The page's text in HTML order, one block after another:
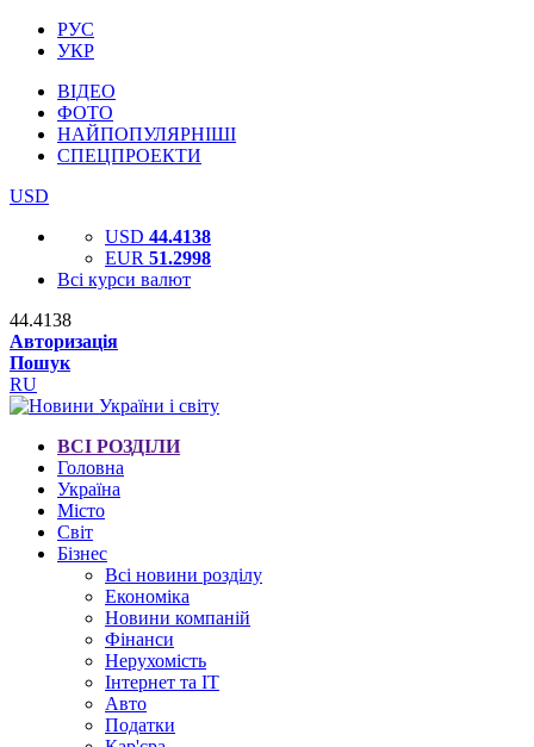
РУС
УКР
ВІДЕО
ФОТО
НАЙПОПУЛЯРНІШІ
СПЕЦПРОЕКТИ
USD
USD 44.4138
EUR 51.2998
Всі курси валют
44.4138
Авторизація
Пошук
RU
ВСІ РОЗДІЛИ
Головна
Україна
Місто
Світ
Бізнес
Всі новини розділу
Економіка
Новини компаній
Фінанси
Нерухомість
Інтернет та IT
Авто
Податки